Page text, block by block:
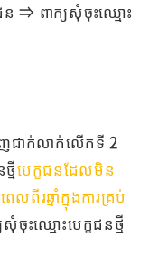
ន ⇒ ពាក្យសុំចុះឈ្មោះ
ជាក់លាក់លើកទី 2
មីបេក្ខជនដែលមិន
ពីរឆ្នាំក្នុងការគ្រប់
ចុះឈ្មោះបេក្ខជនថ្មី